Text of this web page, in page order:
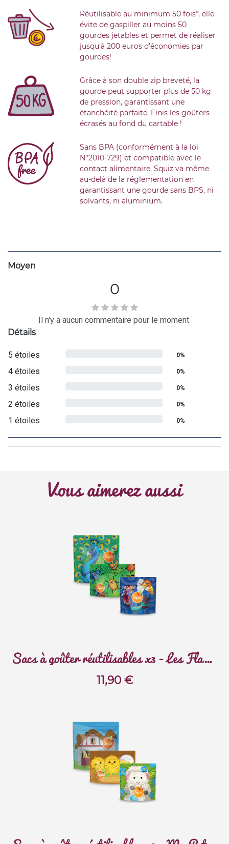
Réutilisable au minimum 50 fois*, elle
évite de gaspiller au moins 50
gourdes jetables et permet de réaliser
jusqu’à 200 euros d’économies par
gourdes!
Grâce à son double zip breveté, la
gourde peut supporter plus de 50 kg
de pression, garantissant une
étanchéité parfaite. Finis les goûters
écrasés au fond du cartable !
Sans BPA (conformément à la loi
N°2010-729) et compatible avec le
contact alimentaire, Squiz va même
au-delà de la réglementation en
garantissant une gourde sans BPS, ni
solvants, ni aluminium.
Moyen
0
Il n'y a aucun commentaire pour le moment.
Détails
5 étoiles 0%
4 étoiles 0%
3 étoiles 0%
2 étoiles 0%
1 étoiles 0%
Vous aimerez aussi
Sacs à goûter réutilisables x3 - Les Flamboyants
11,90€